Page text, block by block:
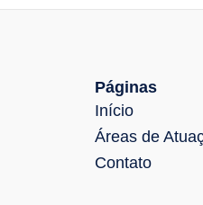
Páginas
Início
Áreas de
Contato